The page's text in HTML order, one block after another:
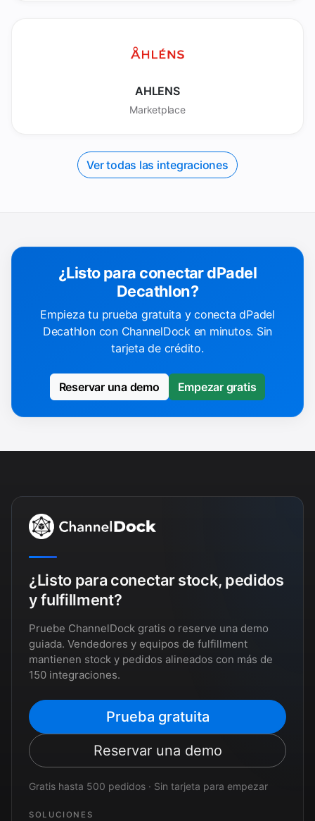
AHLENS
Marketplace
Ver todas las integraciones
¿Listo para conectar dPadel
Decathlon?
Empieza tu prueba gratuita y conecta dPadel
Decathlon con ChannelDock en minutos. Sin
tarjeta de crédito.
Reservar una demo Empezar gratis
¿Listo para conectar stock, pedidos
y fulfillment?
Pruebe ChannelDock gratis o reserve una demo
guiada. Vendedores y equipos de fulfillment
mantienen stock y pedidos alineados con más de
150 integraciones.
Prueba gratuita
Reservar una demo
Gratis hasta 500 pedidos · Sin tarjeta para empezar
SOLUCIONES